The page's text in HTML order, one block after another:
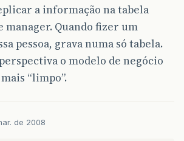
a informação na tabela
manager. Quando fizer um
pessoa, grava numa só tabela.
o modelo de negócio
“limpo”.
de 2008